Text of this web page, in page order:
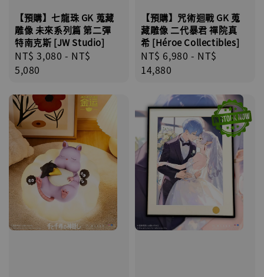
【預購】七龍珠 GK 蒐藏
雕像 未來系列篇 第二彈
特南克斯 [JW Studio]
Regular
price
NT$ 3,080 - NT$
5,080
【預購】咒術迴戰 GK 蒐
藏雕像 二代暴君 禪院真
希 [Héroe Collectibles]
Regular
price
NT$ 6,980 - NT$
14,880